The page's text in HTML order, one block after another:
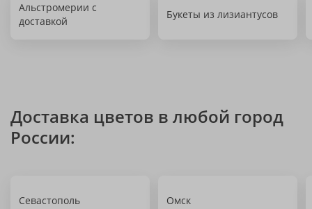
Альстромерии с
доставкой
Букеты из лизиантусов
Доставка цветов в любой город
России:
Севастополь Омск